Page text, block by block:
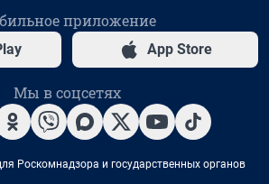
приложение
App Store
Мы в соцсетях
Роскомнадзора и государственных органов